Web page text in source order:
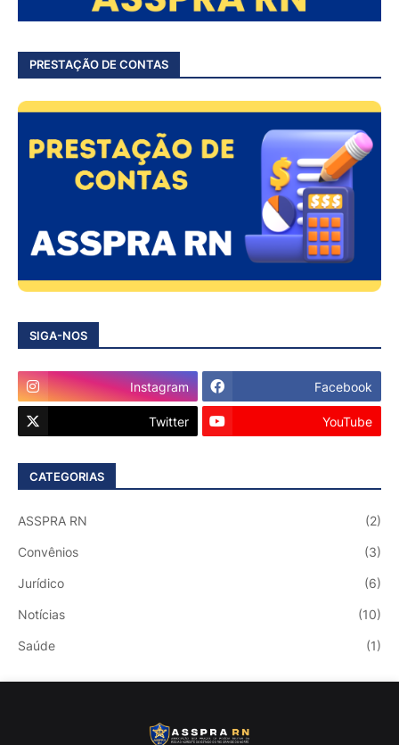
PRESTAÇÃO DE CONTAS
SIGA-NOS
Instagram Facebook
Twitter YouTube
CATEGORIAS
ASSPRA RN (2)
Convênios (3)
Jurídico (6)
Notícias (10)
Saúde (1)